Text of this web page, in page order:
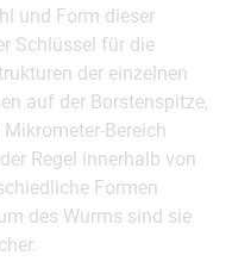
und Form dieser
Schlüssel für die
der einzelnen
auf der Borstenspitze,
Bereich
Regel innerhalb von
Formen
des Wurms sind sie